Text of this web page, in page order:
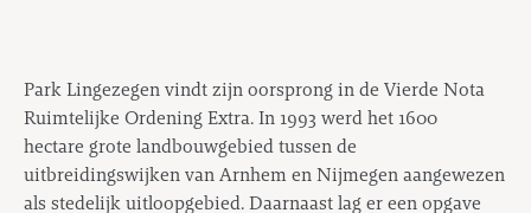
Park Lingezegen vindt zijn oorsprong in de Vierde Nota
Ruimtelijke Ordening Extra. In 1993 werd het 1600
hectare grote landbouwgebied tussen de
uitbreidingswijken van Arnhem en Nijmegen aangewezen
als stedelijk uitloopgebied. Daarnaast lag er een opgave